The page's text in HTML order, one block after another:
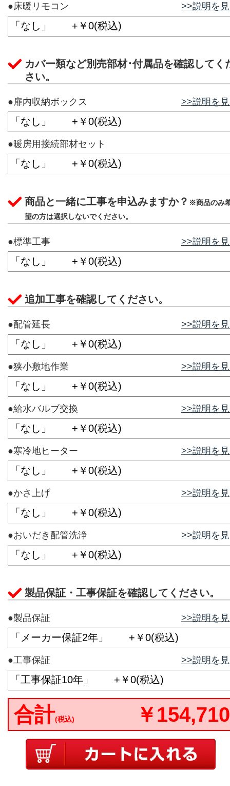
●床暖リモコン >>説明を
カバー類など別売部材･付属品を確認してく
さい。
●扉内収納ボックス >>説明を
●暖房用接続部材セット
商品と一緒に工事を申込みますか？ ※商品のみ
望の方は選択しないでください。
●標準工事 >>説明を
追加工事を確認してください。
●配管延長 >>説明を
●狭小敷地作業 >>説明を
●給水バルブ交換 >>説明を
●寒冷地ヒーター >>説明を
●かさ上げ >>説明を
●おいだき配管洗浄 >>説明を
製品保証・工事保証を確認してください。
●製品保証 >>説明を
●工事保証 >>説明を
合計(税込) ￥154,710